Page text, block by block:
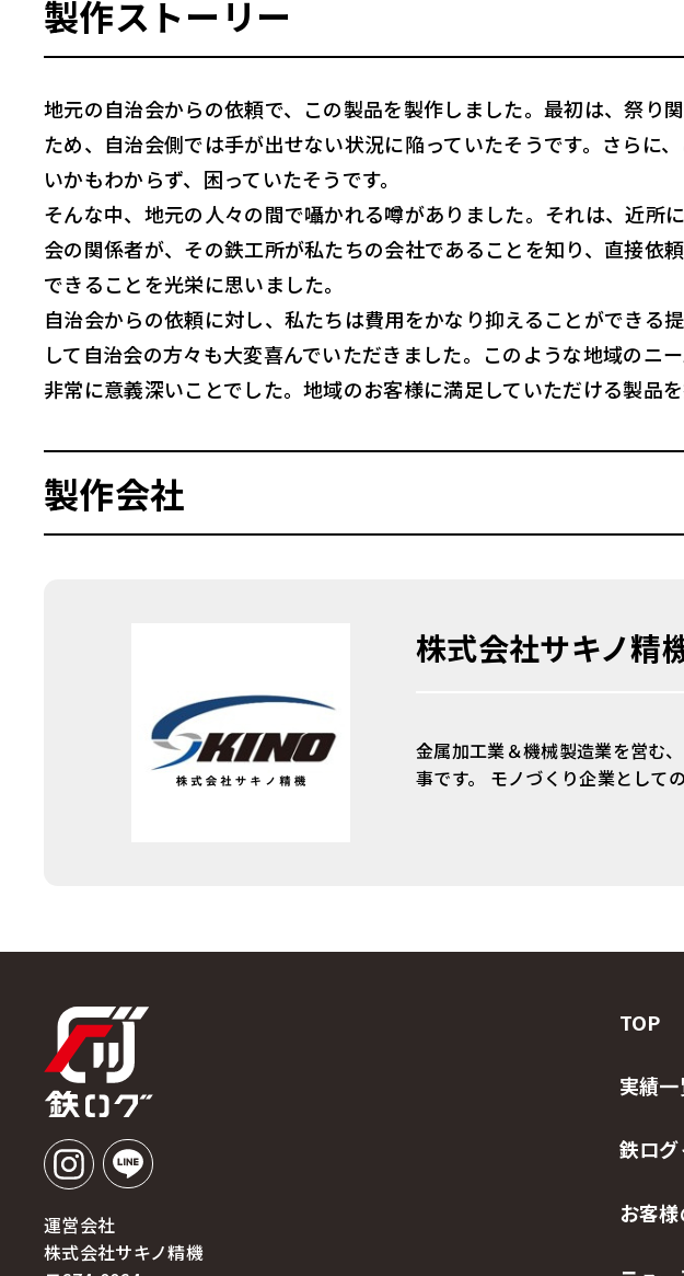
製作ストーリー
地元の自治会からの依頼で、この製品を製作しました。最初は、祭り
ため、自治会側では手が出せない状況に陥っていたそうです。さらに
いかもわからず、困っていたそうです。
そんな中、地元の人々の間で囁かれる噂がありました。それは、近
会の関係者が、その鉄工所が私たちの会社であることを知り、直接
できることを光栄に思いました。
自治会からの依頼に対し、私たちは費用をかなり抑えることができ
して自治会の方々も大変喜んでいただきました。このような地域のニ
非常に意義深いことでした。地域のお客様に満足していただける製品
製作会社
株式会社サキノ精
金属加工業＆機械製造業を営む
事です。 モノづくり企業として
運営会社
株式会社サキノ精機
TOP
実績
鉄ログ
お客